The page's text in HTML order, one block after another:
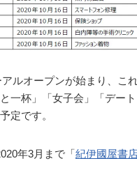
ルオープンが始まり、こ
一杯」「女子会」「デー
定です。
年3月まで「紀伊國屋書